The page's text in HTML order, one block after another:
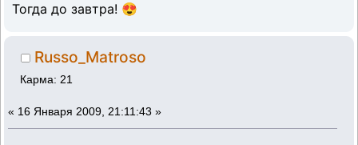
Тогда до завтра! 😍
Russo_Matroso
Карма: 21
« 16 Января 2009, 21:11:43 »